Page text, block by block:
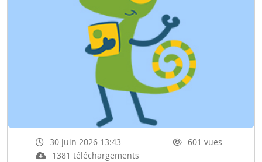
30 juin 2026 13:43
601 vues
1381 téléchargements